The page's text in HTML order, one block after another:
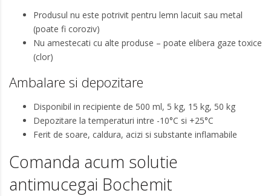
Produsul nu este potrivit pentru lemn lacuit sau metal
(poate fi coroziv)
Nu amestecati cu alte produse – poate elibera gaze toxice
(clor)
Ambalare si depozitare
Disponibil in recipiente de 500 ml, 5 kg, 15 kg, 50 kg
Depozitare la temperaturi intre -10°C si +25°C
Ferit de soare, caldura, acizi si substante inflamabile
Comanda acum solutie
antimucegai Bochemit